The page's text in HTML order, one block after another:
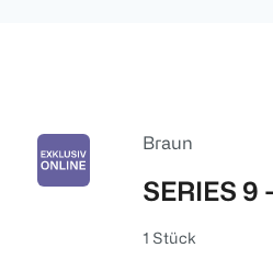
Braun
SERIES 9
1 Stück